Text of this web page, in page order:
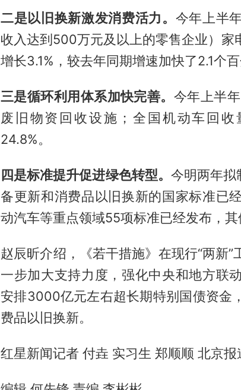
二是以旧换新激发消费活力。 今年上半
收入达到500万元及以上的零售企业）家
增长3.1%，较去年同期增速加快了2.1个百
三是循环利用体系加快完善。 今年上半
废旧物资回收设施；全国机动车回
24.8%。
四是标准提升促进绿色转型。 今明两年拟
备更新和消费品以旧换新的国家标准已
动汽车等重点领域55项标准已经发布，其
赵辰昕介绍，《若干措施》在现行“两新
一步加大支持力度，强化中央和地方联
安排3000亿元左右超长期特别国债资金
费品以旧换新。
红星新闻记者 付垚 实习生 郑顺顺 北京报